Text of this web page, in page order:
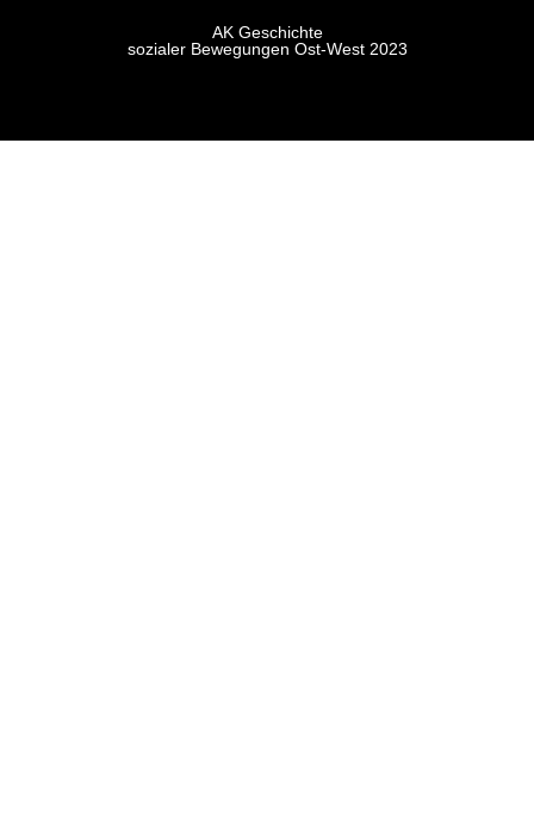
AK Geschichte
sozialer Bewegungen Ost-West 2023